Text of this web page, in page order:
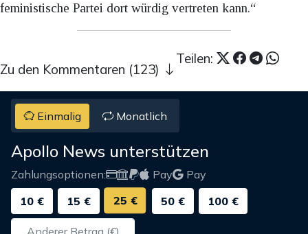
feministische Partei dort würdig vertreten kann.“
Teilen:
Zu den Kommentaren (123)
Einmalig Monatlich
Apollo News unterstützen
Zahlungsoptionen: Pay
Pay
10 €
15 € 25 € 50 € 100 €